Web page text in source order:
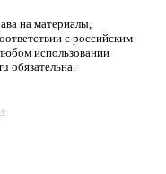
на материалы,
с российским
использовании
обязательна.